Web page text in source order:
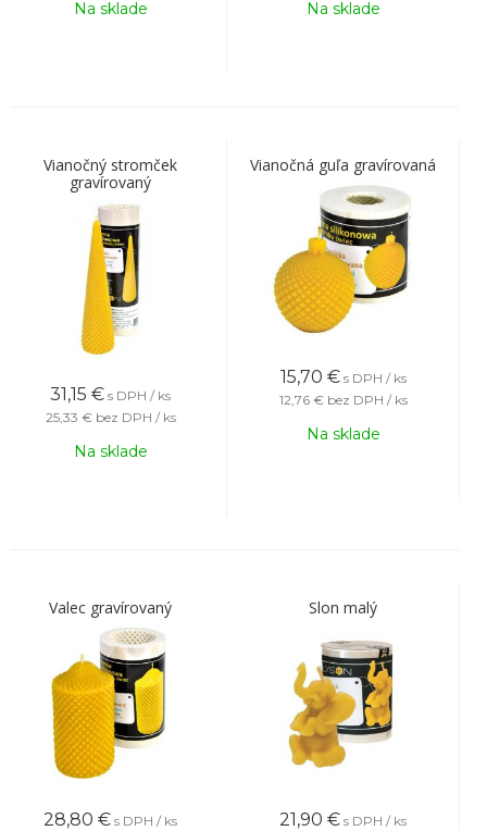
Na sklade Na sklade
Vianočný stromček
gravírovaný
31,15 € s DPH / ks
25,33 € bez DPH / ks
Na sklade
Vianočná guľa gravírovaná
15,70 € s DPH / ks
12,76 € bez DPH / ks
Na sklade
Valec gravírovaný
28,80 € s DPH / ks
Slon malý
21,90 € s DPH / ks